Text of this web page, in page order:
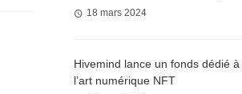
18 mars 2024
Hivemind lance un fonds dédié à
l’art numérique NFT